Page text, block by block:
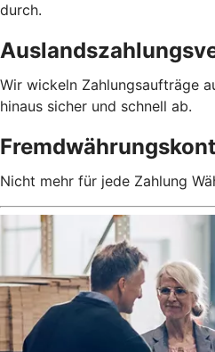
durch.
Wir wickeln Zahlungsaufträge
hinaus sicher und schnell ab.
Nicht mehr für jede Zahlung